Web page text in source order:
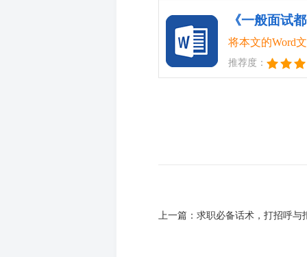
《一般面试
将本文的Word
推荐度：
上一篇： 求职必备话术，打招呼与